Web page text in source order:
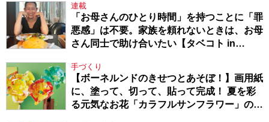
連載
「お母さんのひとり時間」を持つことに「罪
悪感」は不要。家族を頼れないときは、お母
さん同士で助け合いたい【タベコト in
手づくり
【ボーネルンドのきせつとあそぼ！】画用紙
に、塗って、切って、貼って完成！ 夏を彩
る元気なお花「カラフルサンフラワー」の作